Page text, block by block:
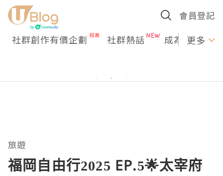
會員登記
社群創作有價企劃 社群熱話 成為U更多
旅遊
福岡自由行2025 EP.5🌟太宰府